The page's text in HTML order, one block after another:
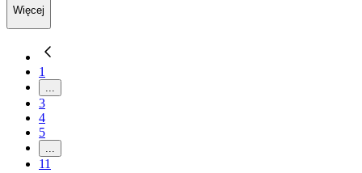
Więcej
1
...
3
4
5
...
11